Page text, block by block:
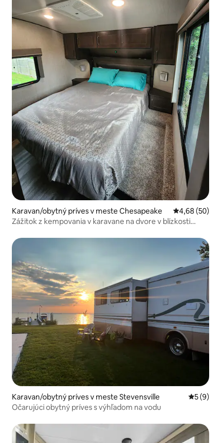
Karavan/obytný príves v meste Chesapeake Priemerné
4,68 (50)
Zážitok z kempovania v karavane na dvore v blízkosti
Karavan/obytný príves v meste Stevensville
5 (9)
Očarujúci obytný príves s výhľadom na vodu